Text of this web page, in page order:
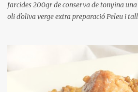
farcides 200gr de conserva de tonyina
oli d'oliva verge extra preparació Peleu i
Renteu les tomates i talleu-les a octaus.
rodanxes. Una hora abans de portar a la
ben escorreguts, en un bol, amb la resta
el pebrot, la ceba, (escorreguda), les olives